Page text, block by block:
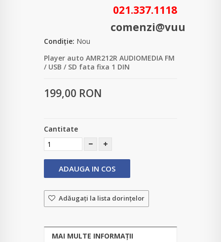
021.337.1118
comenzi@vuum.ro
Condiție: Nou
Player auto AMR212R AUDIOMEDIA FM
/ USB / SD fata fixa 1 DIN
199,00 RON
Cantitate
ADAUGA IN COS
Adăugaţi la lista dorinţelor
MAI MULTE INFORMAȚII